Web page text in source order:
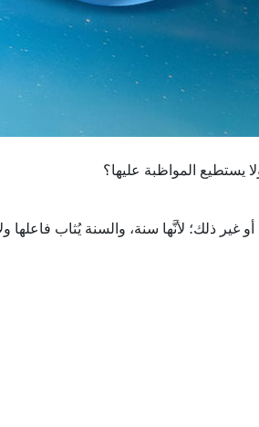
يستطيع المواظبة عليها؟
ذلك؛ لأنَّها سنة، والسنة يُثاب فاعلها